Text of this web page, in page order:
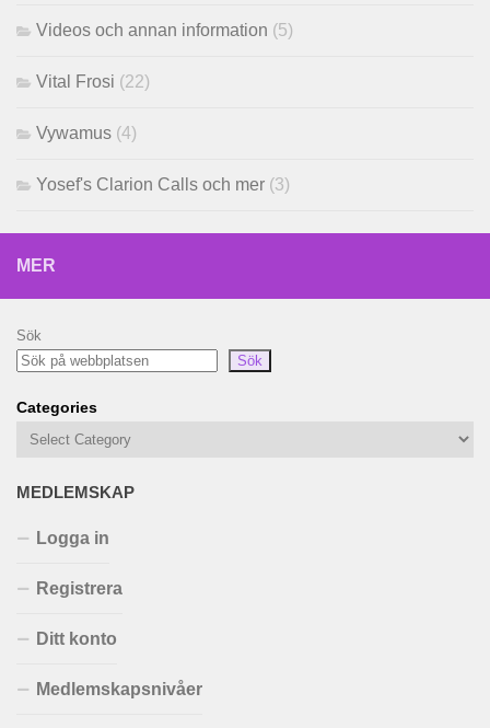
Videos och annan information (5)
Vital Frosi (22)
Vywamus (4)
Yosef's Clarion Calls och mer (3)
MER
Sök
Sök
Categories
MEDLEMSKAP
Logga in
Registrera
Ditt konto
Medlemskapsnivåer